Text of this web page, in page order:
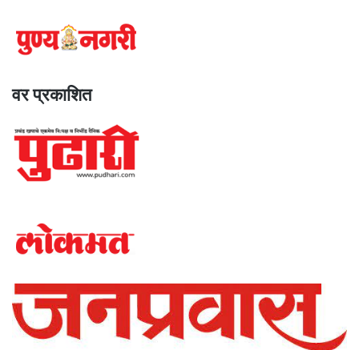
वर प्रकाशित